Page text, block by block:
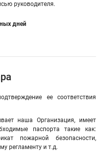
руководителя.
дней
ее соответствия
наша Организация, имеет
паспорта такие как:
пожарной безопасности,
регламенту и т.д.